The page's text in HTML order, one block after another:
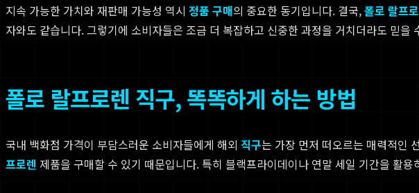
지속 가능한 가치와 재판매 가능성 역시 정품 구매의 중요한 동기입니다. 결국,폴로 랄프
자와도 같습니다. 그렇기에 소비자들은 조금 더 복잡하고 신중한 과정을 거치더라도 믿
폴로 랄프로렌 직구, 똑똑하게 하는 방법
국내 백화점 가격이 부담스러운 소비자들에게 해외 직구는 가장 먼저 떠오르는 매력적인
프로렌 제품을 구매할 수 있기 때문입니다. 특히 블랙프라이데이나 연말 세일 기간을 활